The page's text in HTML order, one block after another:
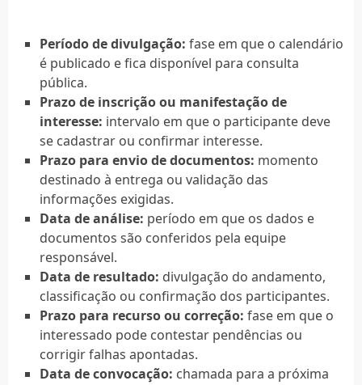
Período de divulgação: fase em que o calendário
é publicado e fica disponível para consulta
pública.
Prazo de inscrição ou manifestação de
interesse: intervalo em que o participante deve
se cadastrar ou confirmar interesse.
Prazo para envio de documentos: momento
destinado à entrega ou validação das
informações exigidas.
Data de análise: período em que os dados e
documentos são conferidos pela equipe
responsável.
Data de resultado: divulgação do andamento,
classificação ou confirmação dos participantes.
Prazo para recurso ou correção: fase em que o
interessado pode contestar pendências ou
corrigir falhas apontadas.
Data de convocação: chamada para a próxima